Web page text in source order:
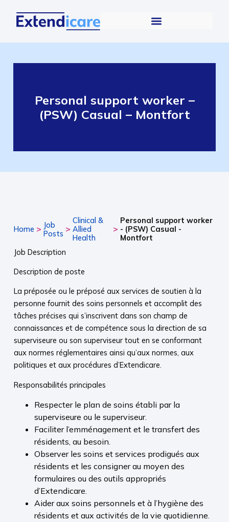
Personal support worker –
(PSW) Casual – Montfort
Home > Job
Posts >
Clinical &
Allied
Health
>
Personal support worker
- (PSW) Casual -
Montfort
Job Description
Description de poste
La préposée ou le préposé aux services de soutien à la
personne fournit des soins personnels et accomplit des
tâches précises qui s’inscrivent dans son champ de
connaissances et de compétence sous la direction de sa
superviseure ou son superviseur tout en se conformant
aux normes réglementaires ainsi qu’aux normes, aux
politiques et aux procédures d’Extendicare.
Responsabilités principales
Respecter le plan de soins établi par la
superviseure ou le superviseur.
Faciliter l’emménagement et le transfert des
résidents, au besoin.
Observer les soins et services prodigués aux
résidents et les consigner au moyen des
formulaires ou des outils appropriés
d’Extendicare.
Aider aux soins personnels et à l’hygiène des
résidents et aux activités de la vie quotidienne.